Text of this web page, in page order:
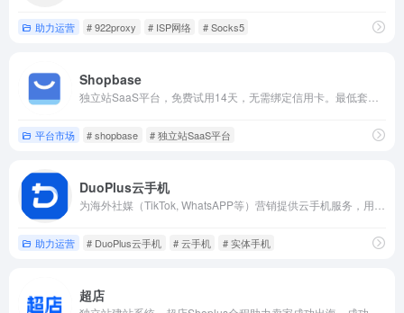
助力运营 # 922proxy # ISP网络 # Socks5
Shopbase
平台市场 # shopbase # 独立站SaaS平台
DuoPlus云手机
助力运营 # DuoPlus云手机 # 云手机 # 实体手机
超店